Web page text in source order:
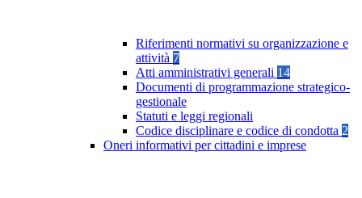
Riferimenti normativi su organizzazione e
attività 7
Atti amministrativi generali 14
Documenti di programmazione strategico-
gestionale
Statuti e leggi regionali
Codice disciplinare e codice di condotta 2
Oneri informativi per cittadini e imprese